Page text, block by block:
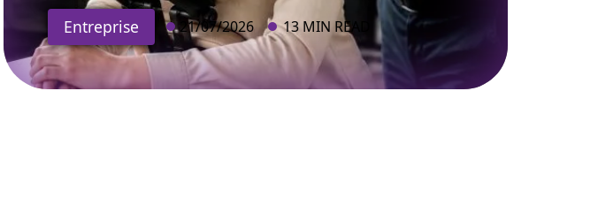
Entreprise 21/07/2026 13 MIN READ